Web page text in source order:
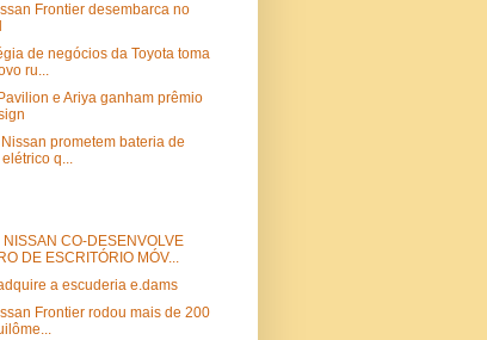
Frontier desembarca no
de negócios da Toyota toma
ru...
e Ariya ganham prêmio
Nissan prometem bateria de
q...
NISSAN CO-DESENVOLVE
DE ESCRITÓRIO MÓV...
a escuderia e.dams
Frontier rodou mais de 200